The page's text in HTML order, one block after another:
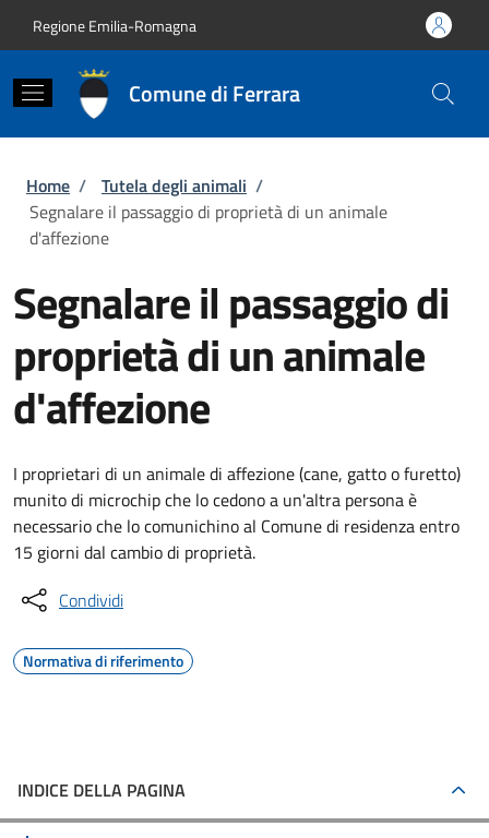
Regione Emilia-Romagna
Comune di Ferrara
Briciole di pane
Home / Tutela degli animali /
Segnalare il passaggio di proprietà di un animale
d'affezione
Segnalare il passaggio di
proprietà di un animale
d'affezione
I proprietari di un animale di affezione (cane, gatto o furetto)
munito di microchip che lo cedono a un'altra persona è
necessario che lo comunichino al Comune di residenza entro
15 giorni dal cambio di proprietà.
Condividi
Normativa di riferimento
INDICE DELLA PAGINA